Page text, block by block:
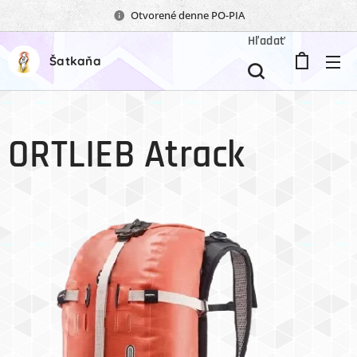
Otvorené denne PO-PIA
Šatkaňa
Hľadať
ORTLIEB Atrack